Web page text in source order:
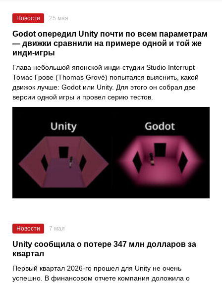
Новости 25 мая
Godot опередил Unity почти по всем параметрам
— движки сравнили на примере одной и той же
инди-игры
Глава небольшой японской инди-студии Studio Interrupt
Томас Грове (Thomas Grové) попытался выяснить, какой
движок лучше: Godot или Unity. Для этого он собрал две
версии одной игры и провел серию тестов.
Новости 7 мая
Unity сообщила о потере 347 млн долларов за
квартал
Первый квартал 2026-го прошел для Unity не очень
успешно. В финансовом отчете компания доложила о